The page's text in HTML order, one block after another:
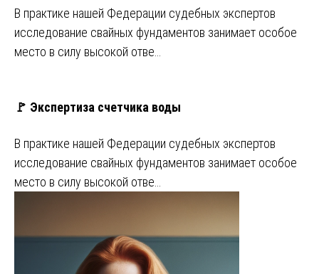
В практике нашей Федерации судебных экспертов
исследование свайных фундаментов занимает особое
место в силу высокой отве…
🚩 Экспертиза счетчика воды
В практике нашей Федерации судебных экспертов
исследование свайных фундаментов занимает особое
место в силу высокой отве…